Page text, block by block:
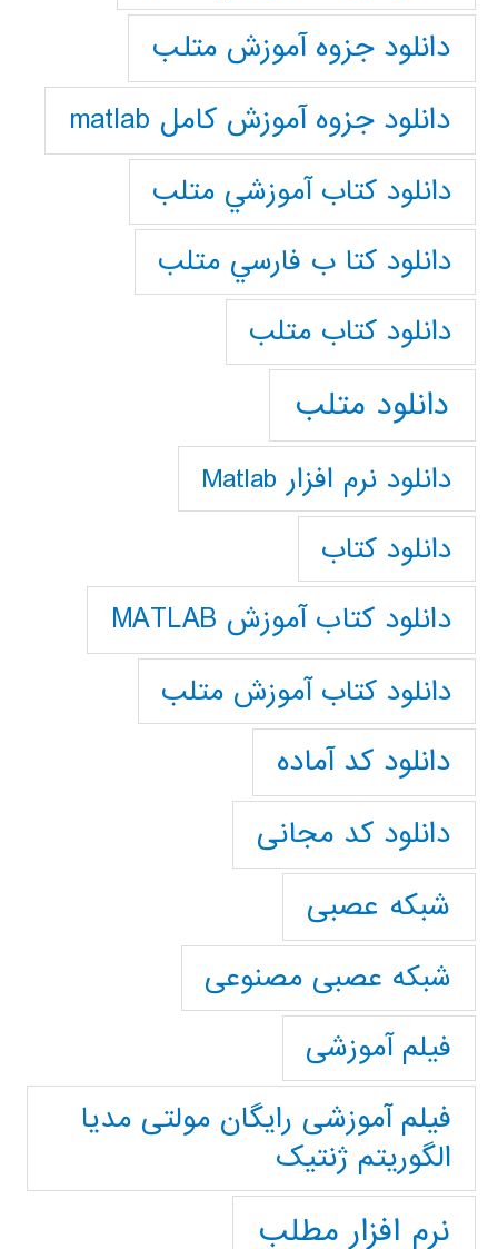
دانلود جزوه آموزش متلب
دانلود جزوه آموزش کامل matlab
دانلود كتاب آموزشي متلب
دانلود كتا ب فارسي متلب
دانلود كتاب متلب
دانلود متلب
دانلود نرم افزار Matlab
دانلود کتاب
دانلود کتاب آموزش MATLAB
دانلود کتاب آموزش متلب
دانلود کد آماده
دانلود کد مجانی
شبکه عصبی
شبکه عصبی مصنوعی
فیلم آموزشی
فیلم آموزشی رایگان مولتی مدیا
الگوریتم ژنتیک
نرم افزار مطلب